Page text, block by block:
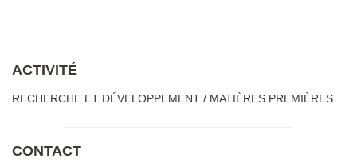
ACTIVITÉ
RECHERCHE ET DÉVELOPPEMENT / MATIÈRES PREMIÈRES
CONTACT